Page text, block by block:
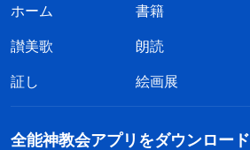
ホーム 書籍
讃美歌
朗読
証し
絵画展
全能神教会アプリをダウンロード